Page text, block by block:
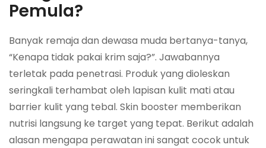
Pemula?
Banyak remaja dan dewasa muda bertanya-tanya,
“Kenapa tidak pakai krim saja?”. Jawabannya
terletak pada penetrasi. Produk yang dioleskan
seringkali terhambat oleh lapisan kulit mati atau
barrier kulit yang tebal. Skin booster memberikan
nutrisi langsung ke target yang tepat. Berikut adalah
alasan mengapa perawatan ini sangat cocok untuk